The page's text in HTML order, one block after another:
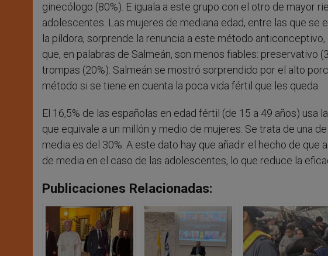
ginecólogo (80%). E iguala a este grupo con el otro de mayor
adolescentes. Las mujeres de mediana edad, entre las que se
la píldora, sorprende la renuncia a este método
que, en palabras de Salmeán, son menos fiables: preservativo
trompas (20%). Salmeán se mostró sorprendido por el alto
método si se tiene en cuenta la poca vida fértil que les queda.
El 16,5% de las españolas en edad fértil (de 15 a 49 años)
que equivale a un millón y medio de mujeres. Se trata de una
media es del 30%. A este dato hay que añadir el hecho de que
de media en el caso de las adolescentes, lo que reduce la
Publicaciones Relacionadas: